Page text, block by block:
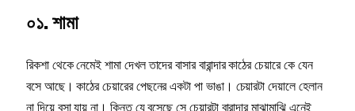
০১. শামা
রিকশা থেকে নেমেই শামা দেখল তাদের বাসার বারান্দার কাঠের চেয়ারে কে যেন
বসে আছে। কাঠের চেয়ারের পেছনের একটা পা ভাঙা। চেয়ারটা দেয়ালে হেলান
না দিয়ে বসা যায় না। কিন্তু যে বসেছে সে চেয়ারটা বারান্দার মাঝামাঝি এনেই